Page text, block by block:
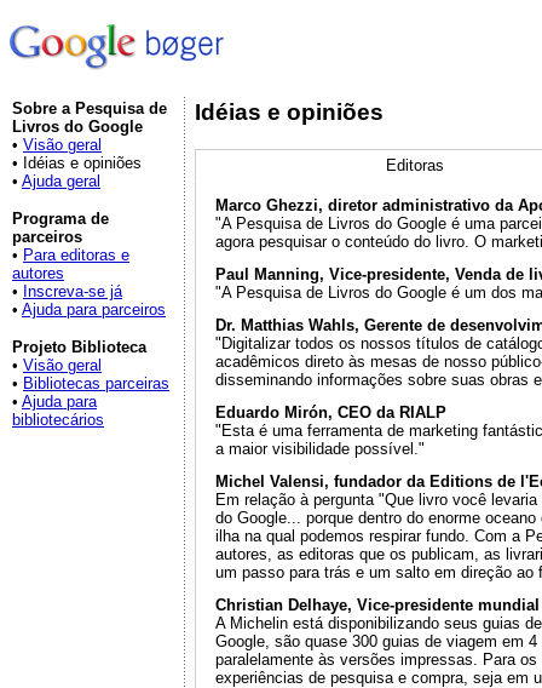
Sobre a Pesquisa de
Livros do Google
• Visão geral
• Idéias e opiniões
• Ajuda geral
Programa de
parceiros
• Para editoras e
autores
• Inscreva-se já
• Ajuda para parceiros
Projeto Biblioteca
• Visão geral
• Bibliotecas parceiras
• Ajuda para
bibliotecários
Idéias e opiniões
Editoras
Marco Ghezzi, diretor administrativo da
"A Pesquisa de Livros do Google é uma
agora pesquisar o conteúdo do livro. O
Paul Manning, Vice-presidente, Venda de
"A Pesquisa de Livros do Google é um dos
Dr. Matthias Wahls, Gerente de
"Digitalizar todos os nossos títulos de
acadêmicos direto às mesas de nosso
disseminando informações sobre suas obras
Eduardo Mirón, CEO da RIALP
"Esta é uma ferramenta de marketing
a maior visibilidade possível."
Michel Valensi, fundador da Editions de
Em relação à pergunta "Que livro você
do Google... porque dentro do enorme
ilha na qual podemos respirar fundo. Com a
autores, as editoras que os publicam, as
um passo para trás e um salto em direção ao
Christian Delhaye, Vice-presidente
A Michelin está disponibilizando seus guias
Google, são quase 300 guias de viagem em
paralelamente às versões impressas. Para
experiências de pesquisa e compra, seja em